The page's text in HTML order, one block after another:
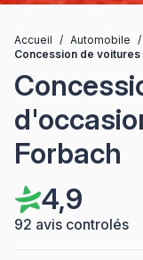
Accueil / Automobile /
Concession de
Forbach
4,9
92 avis controlés